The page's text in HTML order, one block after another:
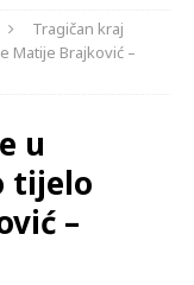
Tragičan kraj
Matije Brajković –
u
tijelo
–